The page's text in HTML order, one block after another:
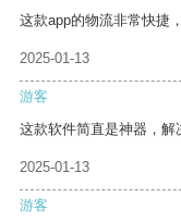
这款app的物流非常快捷
2025-01-13
游客
这款软件简直是神器，解
2025-01-13
游客